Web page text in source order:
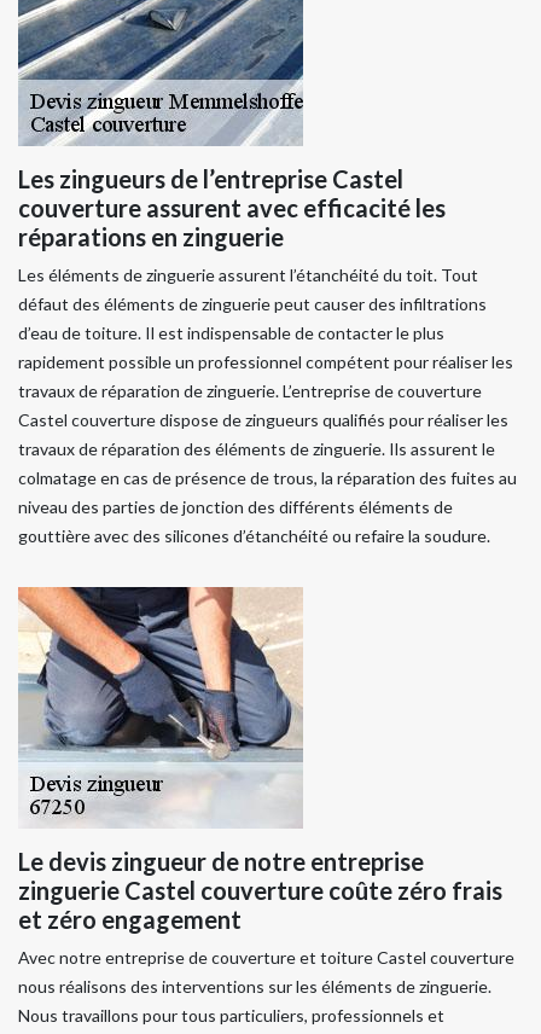
Les zingueurs de l’entreprise Castel
couverture assurent avec efficacité les
réparations en zinguerie
Les éléments de zinguerie assurent l’étanchéité du toit. Tout
défaut des éléments de zinguerie peut causer des infiltrations
d’eau de toiture. Il est indispensable de contacter le plus
rapidement possible un professionnel compétent pour réaliser les
travaux de réparation de zinguerie. L’entreprise de couverture
Castel couverture dispose de zingueurs qualifiés pour réaliser les
travaux de réparation des éléments de zinguerie. Ils assurent le
colmatage en cas de présence de trous, la réparation des fuites au
niveau des parties de jonction des différents éléments de
gouttière avec des silicones d’étanchéité ou refaire la soudure.
Le devis zingueur de notre entreprise
zinguerie Castel couverture coûte zéro frais
et zéro engagement
Avec notre entreprise de couverture et toiture Castel couverture
nous réalisons des interventions sur les éléments de zinguerie.
Nous travaillons pour tous particuliers, professionnels et